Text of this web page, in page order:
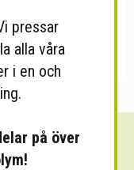
pressar
alla våra
i en och
på över